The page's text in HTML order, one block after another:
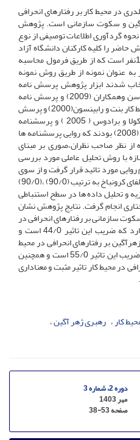
در محیط کار بر رفتارهای انحرافی
و سکوت سازمانی است. پژوهش
گردآوری اطلاعات توصیفی از نوع
را کلیه کارکنان دانشگاه آزاد
اسلامی واحد اصفهان به تعداد1000نفر است که از طریق فرمول محاسبه
گیری کوکران تعداد 287 نفر به عنوان نمونه از طریق روش نمونه
شدند ابزار پژوهش پرسش نامه
استاندارد قلدری در محیط کار اینرسن وهمکاران (2009) و پرسش نامه
استاندارد رفتارهای انحرافی در محیط کار بنت و رابینسون(2000) و پرسش
نامه استاندارد سکوت سازمانی واکولا و برادوس ( 2005 ) و پرسشنامه
استاندارد رهبری زهرآگین اشمیت (2008) بودند که روایی پرسشنامه ها
از نظر صاحب نظران،صوری بر مبنای
با روش تحلیل عاملی مورد بررسی
مورد تائید قرار گرفت و از سوی
دیگرپایایی پرسش نامه ها با روش آلفای کرونباخ به ترتیب (90/0) ،(90/0)
شد . تجزیه و تحلیل داده ها در سطح استنباطی
انجام گرفت. نتایج پژوهش نشان
سازمانی بر رفتارهای انحرافی در
محیط کار تاثیر مثبت و معناداری دارد که ضریب این تاثیر 44/0 است و
بر رفتارهای انحرافی در محیط
کار تاثیر مثبت و معناداری دارد که ضریب این تاثیر 55/0 است و همچنین
در محیط کار تاثیر مثبت و معناداری
کار رهبری ژهر آگین
دوره 2، شماره 3
مهر 1403
صفحه38-53